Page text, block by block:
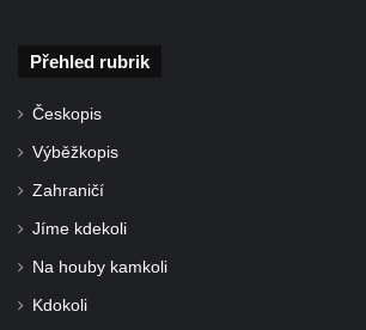
Šenově
Hrob Rudolfa Hovorky na hřbitově ve
Velkém Šenově
Hrob Heinricha Wünscheho na hřbitově ve
Přehled rubrik
Českopis
Výběžkopis
Zahraničí
Jíme kdekoli
Na houby kamkoli
Kdokoli